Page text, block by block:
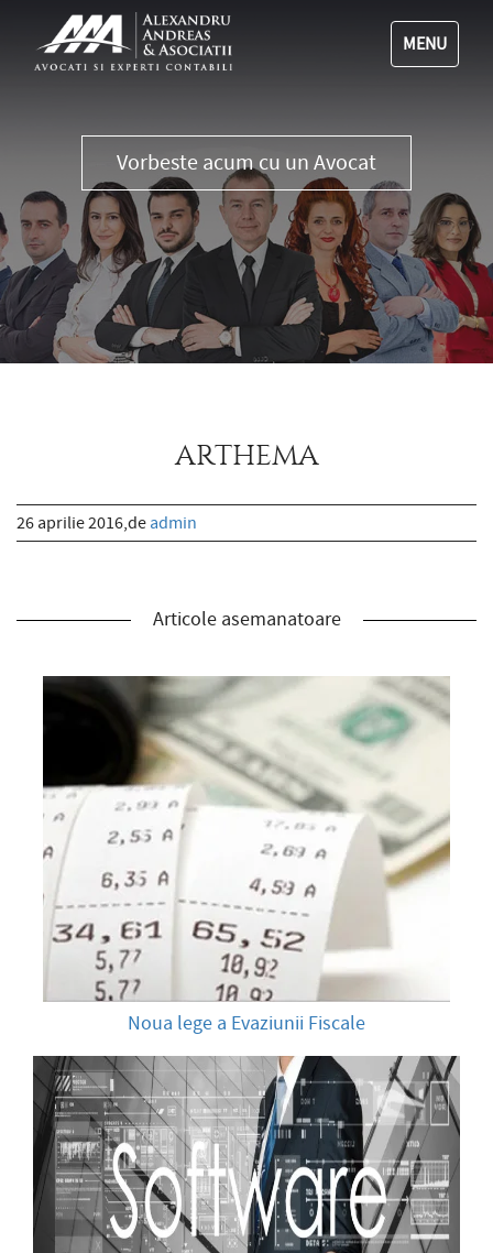
MENU
0356 111 555
ARTHEMA
26 aprilie 2016,de admin
Articole asemanatoare
Noua lege a Evaziunii Fiscale